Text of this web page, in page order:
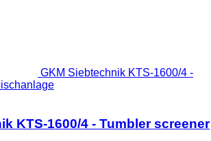
GKM Siebtechnik KTS-1600/4 -
KTS-1600/4 - Tumbler screener